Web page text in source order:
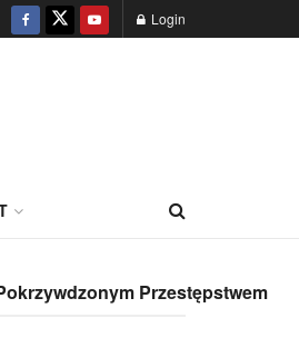
Login
Przestępstwem